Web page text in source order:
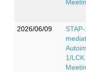
2026/06/09
1/